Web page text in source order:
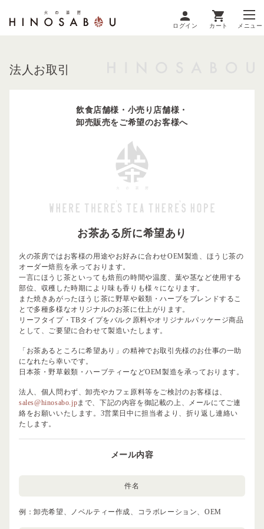
ログイン カート メニュー
法人お取引
飲食店舗様・小売り店舗様・
卸売販売をご希望のお客様へ
お茶ある所に希望あり
火の茶房ではお客様の用途やお好みに合わせOEM製造、ほうじ茶の
オーダー焙煎を承っております。
一言にほうじ茶といっても焙煎の時間や温度、葉や茎など使用する
部位、収穫した時期により味も香りも様々になります。
また焼きあがったほうじ茶に野草や穀類・ハーブをブレンドするこ
とで多種多様なオリジナルのお茶に仕上がります。
リーフタイプ・TBタイプをバルク原料やオリジナルパッケージ商品
として、ご要望に合わせて製造いたします。
「お茶あるところに希望あり」の精神でお取引先様のお仕事の一助
になれたら幸いです。
日本茶・野草穀類・ハーブティーなどOEM製造を承っております。
法人、個人問わず、卸売やカフェ原料等をご検討のお客様は、
sales@hinosabo.jpまで、下記の内容を御記載の上、メールにてご連
絡をお願いいたします。3営業日中に担当者より、折り返し連絡い
たします。
メール内容
件名
例：卸売希望、ノベルティー作成、コラボレーション、OEM